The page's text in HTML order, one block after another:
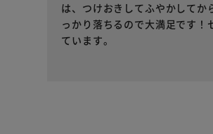
は、つけおきしてふやかして
っかり落ちるので大満足です
ています。